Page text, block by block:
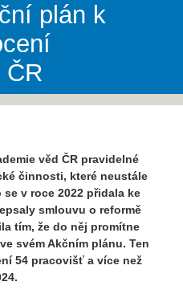
plán k
ČR
věd ČR pravidelné
činnosti, které neustále
v roce 2022 přidala ke
smlouvu o reformě
tím, že do něj promítne
svém Akčním plánu. Ten
54 pracovišť a více než